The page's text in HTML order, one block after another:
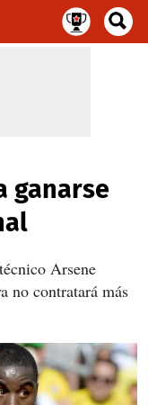
ganarse
Arsene
no contratará más